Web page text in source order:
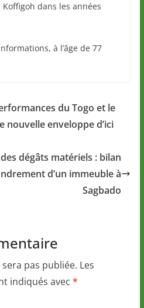
dans les années
à l’âge de 77
du Togo et le
nouvelle enveloppe d’ici
dégâts matériels : bilan
d’un immeuble à
Sagbado
pas publiée. Les
indiqués avec *